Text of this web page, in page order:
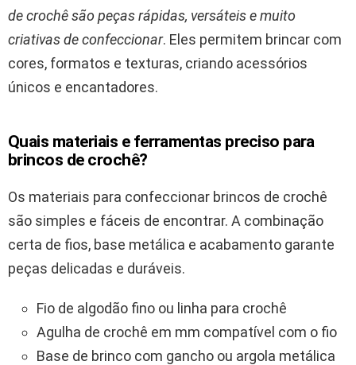
de crochê são peças rápidas, versáteis e muito
criativas de confeccionar. Eles permitem brincar com
cores, formatos e texturas, criando acessórios
únicos e encantadores.
Quais materiais e ferramentas preciso para
brincos de crochê?
Os materiais para confeccionar brincos de crochê
são simples e fáceis de encontrar. A combinação
certa de fios, base metálica e acabamento garante
peças delicadas e duráveis.
Fio de algodão fino ou linha para crochê
Agulha de crochê em mm compatível com o fio
Base de brinco com gancho ou argola metálica